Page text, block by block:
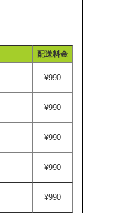
配送料金
¥990
¥990
¥990
¥990
¥990